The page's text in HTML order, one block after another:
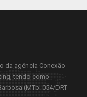
da agência Conexão
tendo como
(MTb. 054/DRT-